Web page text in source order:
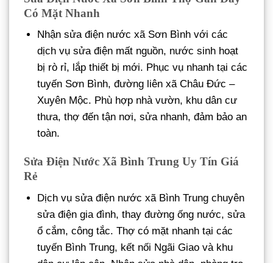
Có Mặt Nhanh
Nhận sửa điện nước xã Sơn Bình với các
dịch vụ sửa điện mất nguồn, nước sinh hoạt
bị rò rỉ, lắp thiết bị mới. Phục vụ nhanh tại các
tuyến Sơn Bình, đường liên xã Châu Đức –
Xuyên Mộc. Phù hợp nhà vườn, khu dân cư
thưa, thợ đến tận nơi, sửa nhanh, đảm bảo an
toàn.
Sửa Điện Nước Xã Bình Trung Uy Tín Giá
Rẻ
Dịch vụ sửa điện nước xã Bình Trung chuyên
sửa điện gia đình, thay đường ống nước, sửa
ổ cắm, công tắc. Thợ có mặt nhanh tại các
tuyến Bình Trung, kết nối Ngãi Giao và khu